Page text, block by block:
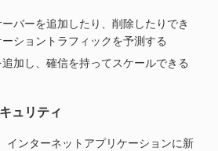
バーを追加したり、削除したりでき
ショントラフィックを予測する
加し、確信を持ってスケールできる
ュリティ
インターネットアプリケーションに新